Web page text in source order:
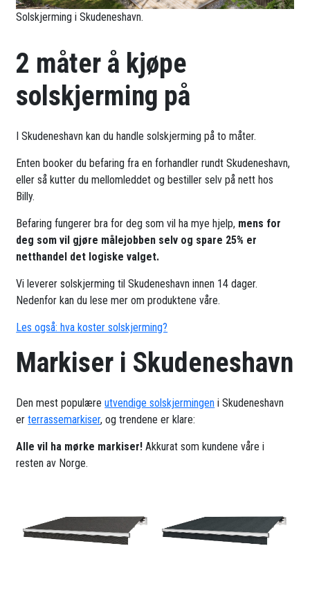
Solskjerming i Skudeneshavn.
2 måter å kjøpe
solskjerming på
I Skudeneshavn kan du handle solskjerming på to måter.
Enten booker du befaring fra en forhandler rundt Skudeneshavn,
eller så kutter du mellomleddet og bestiller selv på nett hos
Billy.
Befaring fungerer bra for deg som vil ha mye hjelp, mens for
deg som vil gjøre målejobben selv og spare 25% er
netthandel det logiske valget.
Vi leverer solskjerming til Skudeneshavn innen 14 dager.
Nedenfor kan du lese mer om produktene våre.
Les også: hva koster solskjerming?
Markiser i Skudeneshavn
Den mest populæreutvendige solskjermingen i Skudeneshavn
erterrassemarkiser, og trendene er klare:
Alle vil ha mørke markiser! Akkurat som kundene våre i
resten av Norge.